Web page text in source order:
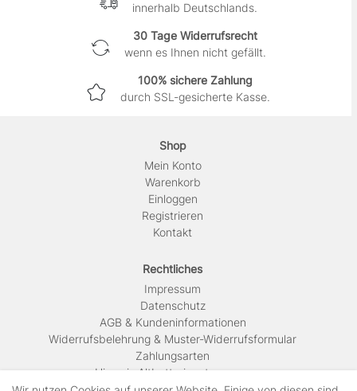
innerhalb Deutschlands.
30 Tage Widerrufsrecht
wenn es Ihnen nicht gefällt.
100% sichere Zahlung
durch SSL-gesicherte Kasse.
Shop
Mein Konto
Warenkorb
Einloggen
Registrieren
Kontakt
Rechtliches
Impressum
Daten­schutz
AGB & Kundeninformationen
Widerrufsbelehrung & Muster-Widerrufsformular
Zahlungsarten
Hinweis Altbatterieentsorgung